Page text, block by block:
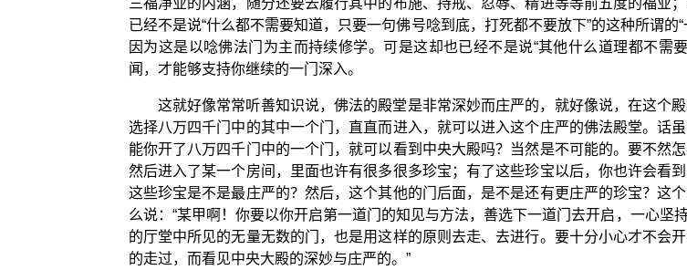
三福净业的内涵，随分还要去履行其中的布施、持戒、忍辱、精进等等前五度的福业
已经不是说“什么都不需要知道，只要一句佛号唸到底，打死都不要放下”的这种所谓的
因为这是以唸佛法门为主而持续修学。可是这却也已经不是说“其他什么道理都不需
闻，才能够支持你继续的一门深入。
这就好像常常听善知识说，佛法的殿堂是非常深妙而庄严的，就好像说，在这个
选择八万四千门中的其中一个门，直直而进入，就可以进入这个庄严的佛法殿堂。话
能你开了八万四千门中的一个门，就可以看到中央大殿吗？当然是不可能的。要不然
然后进入了某一个房间，里面也许有很多很多珍宝；有了这些珍宝以后，你也许会看
这些珍宝是不是最庄严的？然后，这个其他的门后面，是不是还有更庄严的珍宝？这
么说：“某甲啊！你要以你开启第一道门的知见与方法，善选下一道门去开启，一心
的厅堂中所见的无量无数的门，也是用这样的原则去走、去进行。要十分小心才不会
的走过，而看见中央大殿的深妙与庄严的。”